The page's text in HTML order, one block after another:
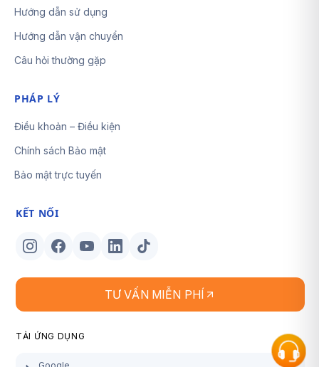
Hướng dẫn sử dụng
Hướng dẫn vận chuyển
Câu hỏi thường gặp
PHÁP LÝ
Điều khoản – Điều kiện
Chính sách Bảo mật
Bảo mật trực tuyến
KẾT NỐI
TƯ VẤN MIỄN PHÍ
TẢI ỨNG DỤNG